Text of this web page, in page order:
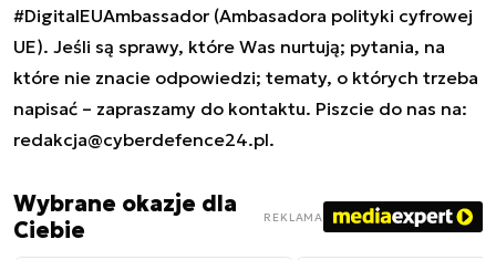
#DigitalEUAmbassador (Ambasadora polityki cyfrowej
UE). Jeśli są sprawy, które Was nurtują; pytania, na
które nie znacie odpowiedzi; tematy, o których trzeba
napisać – zapraszamy do kontaktu. Piszcie do nas na:
redakcja@cyberdefence24.pl.
Wybrane okazje dla
Ciebie
REKLAMA